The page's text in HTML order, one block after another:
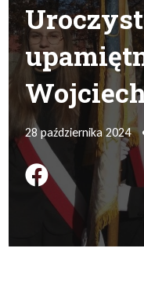
28 października 2024